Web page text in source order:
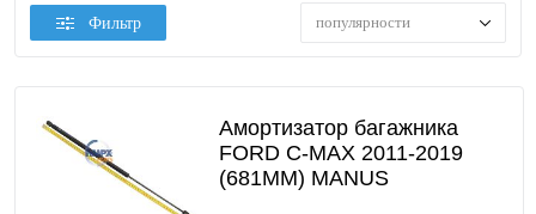
Фильтр популярности
Амортизатор багажника
FORD C-MAX 2011-2019
(681MM) MANUS